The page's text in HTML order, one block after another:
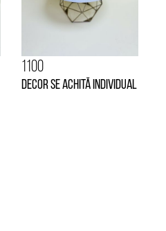
1100
Decor se achită individual